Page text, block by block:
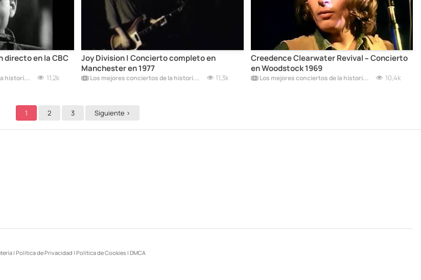
directo en la CBC
Los mejores conciertos de la historia del rock 11,2k
Joy Division | Concierto completo en
Manchester en 1977
Los mejores conciertos de la historia del rock 11,3k
Creedence Clearwater Revival – Concierto
en Woodstock 1969
Los mejores conciertos de la historia del rock 10,4k
1 2 3 Siguiente >
| Política de Privacidad | Política de Cookies | DMCA